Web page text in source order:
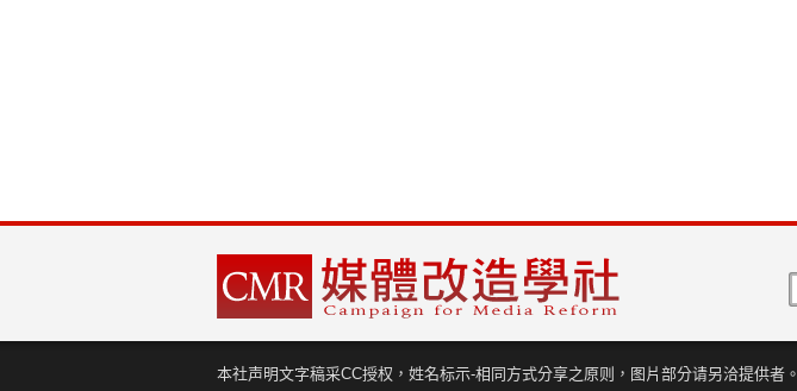
本社声明文字稿采CC授权，姓名标示-相同方式分享之原则，图片部分请另洽提供者。